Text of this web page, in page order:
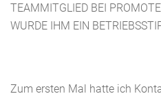
TEAMMITGLIED BEI
WURDE IHM EIN
Zum ersten Mal hatte ich